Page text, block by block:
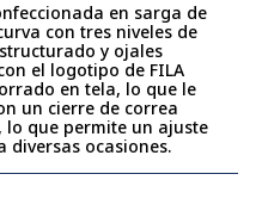
en sarga de
con tres niveles de
y ojales
el logotipo de FILA
en tela, lo que le
un cierre de correa
que permite un ajuste
diversas ocasiones.